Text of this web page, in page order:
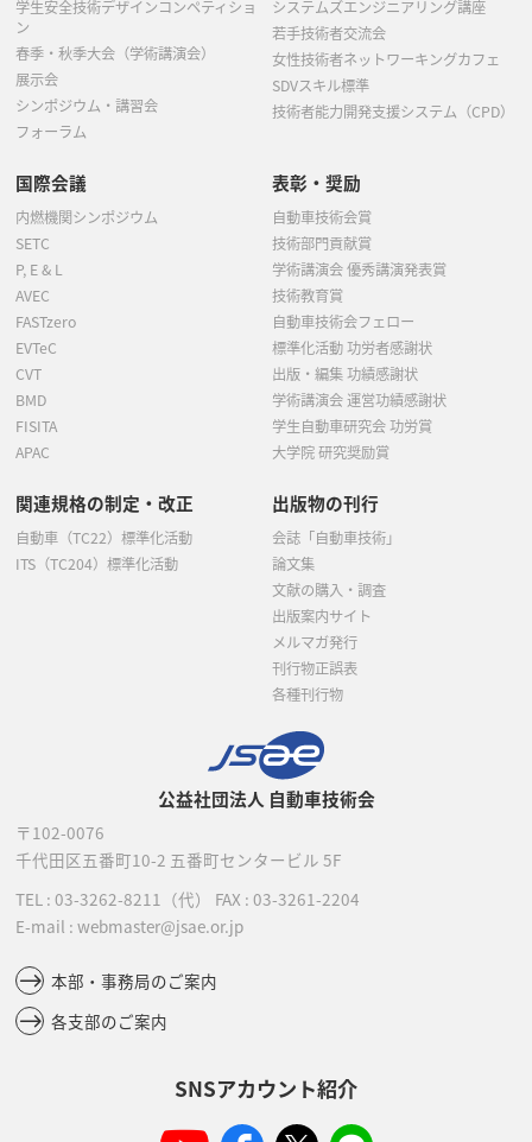
公益社団法人 自動車技術会
〒102-0076
千代田区五番町10-2 五番町センタービル 5F
TEL : 03-3262-8211 （代） FAX : 03-3261-2204
E-mail : webmaster@jsae.or.jp
本部・事務局のご案内
各支部のご案内
SNSアカウント紹介
学生安全技術デザインコンペティショ
ン
春季・秋季大会（学術講演会）
展示会
シンポジウム・講習会
フォーラム
システムズエンジニアリング講座
若手技術者交流会
女性技術者ネットワーキングカフェ
SDVスキル標準
技術者能力開発支援システム（CPD）
国際会議
内燃機関シンポジウム
SETC
P, E & L
AVEC
FASTzero
EVTeC
CVT
BMD
FISITA
APAC
表彰・奨励
自動車技術会賞
技術部門貢献賞
学術講演会 優秀講演発表賞
技術教育賞
自動車技術会フェロー
標準化活動 功労者感謝状
出版・編集 功績感謝状
学術講演会 運営功績感謝状
学生自動車研究会 功労賞
大学院 研究奨励賞
関連規格の制定・改正
自動車（TC22）標準化活動
ITS（TC204）標準化活動
出版物の刊行
会誌「自動車技術」
論文集
文献の購入・調査
出版案内サイト
メルマガ発行
刊行物正誤表
各種刊行物